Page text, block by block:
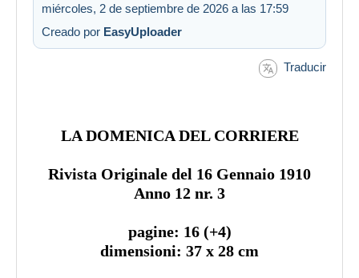
miércoles, 2 de septiembre de 2026 a las 17:59
Creado por EasyUploader
Traducir
LA DOMENICA DEL CORRIERE
Rivista Originale del 16 Gennaio 1910
Anno 12 nr. 3
pagine: 16 (+4)
dimensioni: 37 x 28 cm